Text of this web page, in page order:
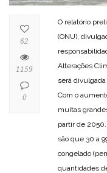
O relatório
(ONU),
Alterações
será divulgada
Com o
muitas
partir de
são que 30 a
congelado
quantidades
62
1159
0